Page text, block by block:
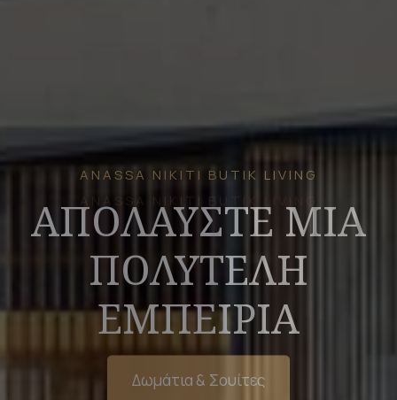
ANASSA NIKITI BUTIK LIVING
ΑΠΟΛΑΥΣΤΕ ΤΙΣ
ΚΑΛΥΤΕΡΕΣ
ΣΤΙΓΜΕΣ
Δωμάτια & Σουίτες